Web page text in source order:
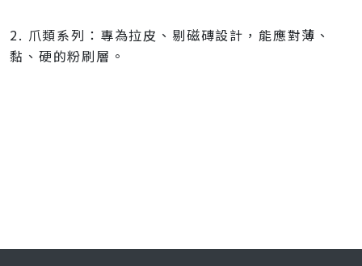
2. 爪類系列：專為拉皮、剔磁磚設計，能應對薄、
黏、硬的粉刷層。